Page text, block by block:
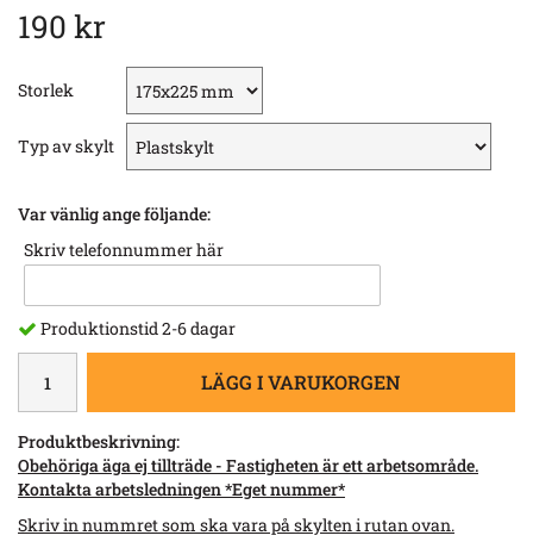
190 kr
Storlek
Typ av skylt
Var vänlig ange följande:
Skriv telefonnummer här
Produktionstid 2-6 dagar
LÄGG I VARUKORGEN
Produktbeskrivning:
Obehöriga äga ej tillträde - Fastigheten är ett arbetsområde.
Kontakta arbetsledningen *Eget nummer*
Skriv in nummret som ska vara på skylten i rutan ovan.